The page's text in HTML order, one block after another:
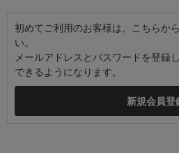
初めてご利用のお客様は、こちらか
い。
メールアドレスとパスワードを登録
できるようになります。